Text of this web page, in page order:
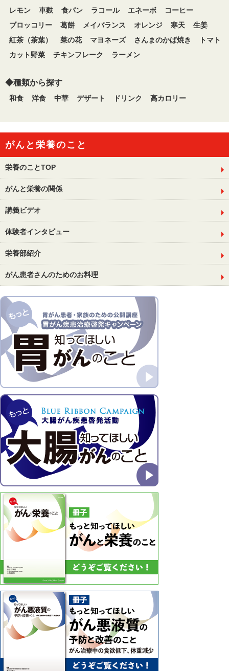
レモン
車麩 食パン ラコール エネーボ
コーヒー
ブロッコリー
葛餅 メイバランス オレンジ 寒天
生姜
紅茶（茶葉）
菜の花 マヨネーズ さんまのかば焼き
トマト
カット野菜
チキンフレーク ラーメン
◆種類から探す
和食 洋食 中華 デザート ドリンク 高カロリー
がんと栄養のこと
栄養のことTOP
がんと栄養の関係
講義ビデオ
体験者インタビュー
栄養部紹介
がん患者さんのためのお料理